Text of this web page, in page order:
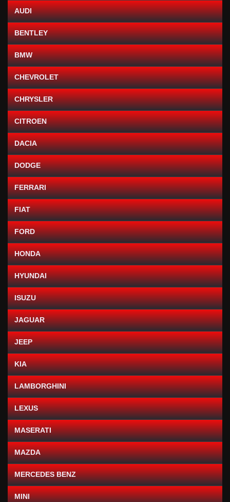
AUDI
BENTLEY
BMW
CHEVROLET
CHRYSLER
CITROEN
DACIA
DODGE
FERRARI
FIAT
FORD
HONDA
HYUNDAI
ISUZU
JAGUAR
JEEP
KIA
LAMBORGHINI
LEXUS
MASERATI
MAZDA
MERCEDES BENZ
MINI